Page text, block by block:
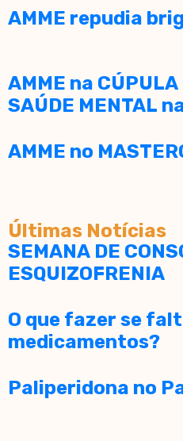
AMME repudia
AMME na CÚPULA
SAÚDE MENTAL
AMME no
Últimas Notícias
SEMANA DE
ESQUIZOFRENIA
O que fazer se
medicamentos?
Paliperidona no